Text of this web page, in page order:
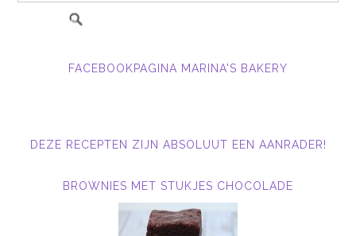
FACEBOOKPAGINA MARINA'S BAKERY
DEZE RECEPTEN ZIJN ABSOLUUT EEN AANRADER!
BROWNIES MET STUKJES CHOCOLADE